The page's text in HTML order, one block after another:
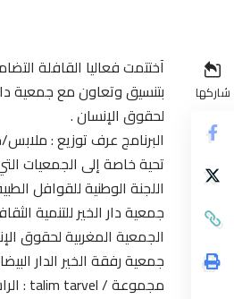
شاركها
آختتمت فعاليا القافلة التضامنية
بتنسيق وتعاون مع جمعية دار
لحقوق الإنسان .
البرنامج عرف توزيع :
تحية خاصة إلى الجمعيات
اللجنة الوطنية للقوافل
جمعية دار الخير للتنمية
الجمعية المغربية لحقوق
جمعية رفقة الخير الدار
مجموعة / talim tarvel : الراشدية